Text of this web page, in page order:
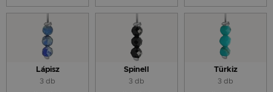
Lápisz
3 db
Spinell
3 db
Türkiz
3 db